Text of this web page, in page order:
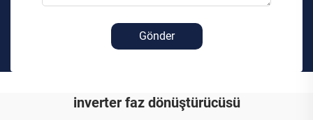
Gönder
inverter faz dönüştürücüsü